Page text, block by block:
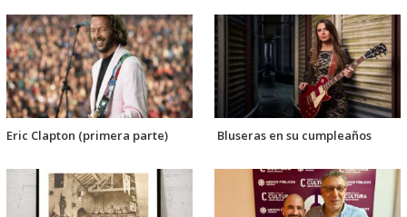
Eric Clapton (primera parte) Bluseras en su cumpleaños